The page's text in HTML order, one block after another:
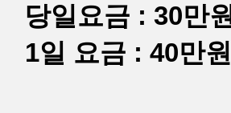
당일요금 : 30만원
1일 요금 : 40만원